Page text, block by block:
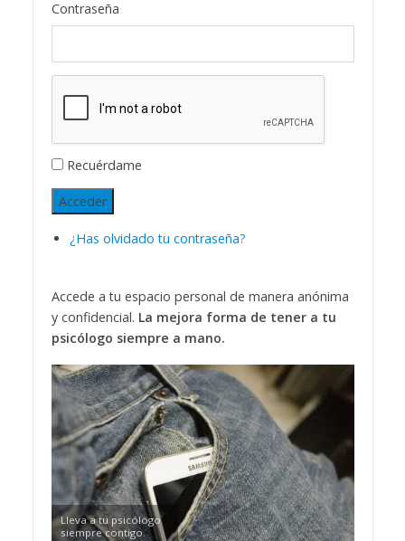
Contraseña
Recuérdame
Acceder
¿Has olvidado tu contraseña?
Accede a tu espacio personal de manera anónima
y confidencial. La mejora forma de tener a tu
psicólogo siempre a mano.
Lleva a tu psicólogo
siempre contigo.